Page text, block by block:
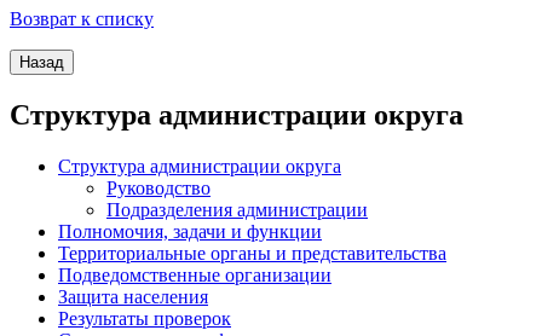
Возврат к списку
Структура администрации округа
Структура администрации округа
Руководство
Подразделения администрации
Полномочия, задачи и функции
Территориальные органы и представительства
Подведомственные организации
Защита населения
Результаты проверок